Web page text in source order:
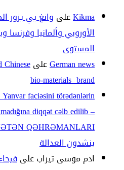
Kikmaعلى وانغ يي يزور
الأوروبي وألمانيا وفرنسا
المستوى
German newsعلى
bio-materials brand
faciəsini törədənlərin
diqqət cəlb edilib –
QƏHRƏMANLARI
ينشدون العدالة
ادم موسى تيرابعلى